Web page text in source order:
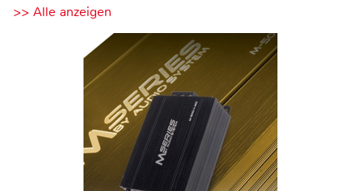
>> Alle anzeigen